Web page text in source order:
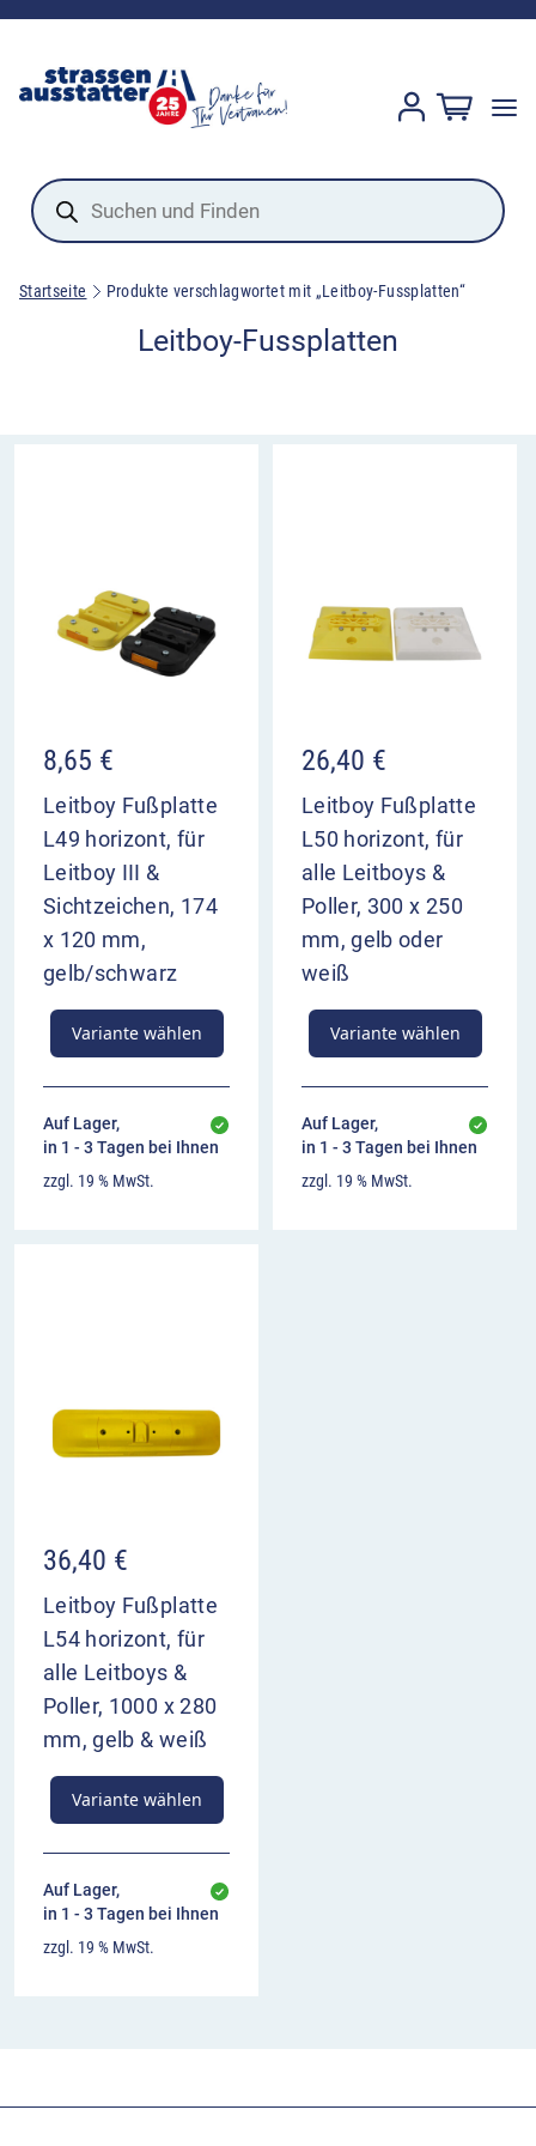
Products
search
Startseite Produkte verschlagwortet mit „Leitboy-Fussplatten“
Leitboy-Fussplatten
8,65 €
Leitboy Fußplatte
L49 horizont, für
Leitboy III &
Sichtzeichen, 174
x 120 mm,
gelb/schwarz
Variante wählen
Auf Lager,
in 1 - 3 Tagen bei Ihnen
zzgl. 19 % MwSt.
26,40 €
Leitboy Fußplatte
L50 horizont, für
alle Leitboys &
Poller, 300 x 250
mm, gelb oder
weiß
Variante wählen
Auf Lager,
in 1 - 3 Tagen bei Ihnen
zzgl. 19 % MwSt.
36,40 €
Leitboy Fußplatte
L54 horizont, für
alle Leitboys &
Poller, 1000 x 280
mm, gelb & weiß
Variante wählen
Auf Lager,
in 1 - 3 Tagen bei Ihnen
zzgl. 19 % MwSt.